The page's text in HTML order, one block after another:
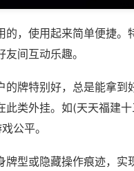
，使用起来简单便捷。
间互动乐趣。
牌特别好，总是能拿到
类外挂。如(天天福建
公平。
型或隐藏操作痕迹，实